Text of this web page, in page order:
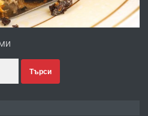
"По стъпките на Ангел
Търси